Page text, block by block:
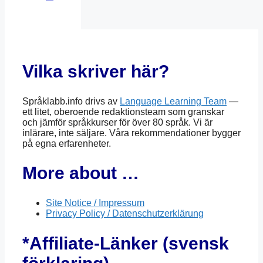
Vilka skriver här?
Språklabb.info drivs av Language Learning Team —
ett litet, oberoende redaktionsteam som granskar
och jämför språkkurser för över 80 språk. Vi är
inlärare, inte säljare. Våra rekommendationer bygger
på egna erfarenheter.
More about …
Site Notice / Impressum
Privacy Policy / Datenschutzerklärung
*Affiliate-Länker (svensk